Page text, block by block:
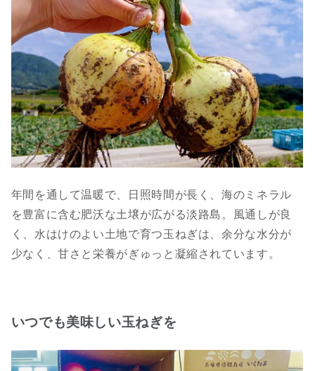
年間を通して温暖で、日照時間が長く、海のミネラル
を豊富に含む肥沃な土壌が広がる淡路島。風通しが良
く、水はけのよい土地で育つ玉ねぎは、余分な水分が
少なく、甘さと栄養がぎゅっと凝縮されています。
いつでも美味しい玉ねぎを